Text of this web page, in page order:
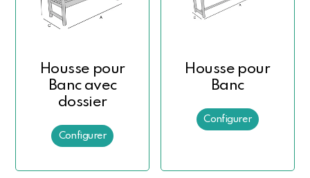
Housse pour
Banc avec
dossier
Housse pour
Banc